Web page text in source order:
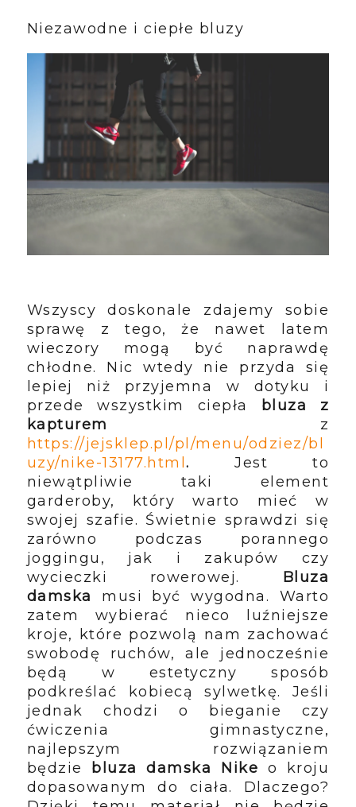
Niezawodne i ciepłe bluzy
Wszyscy doskonale zdajemy sobie
sprawę z tego, że nawet latem
wieczory mogą być naprawdę
chłodne. Nic wtedy nie przyda się
lepiej niż przyjemna w dotyku i
przede wszystkim ciepła bluza z
kapturem
z
https://jejsklep.pl/pl/menu/odziez/bl
uzy/nike-13177.html. Jest to
niewątpliwie taki element
garderoby, który warto mieć w
swojej szafie. Świetnie sprawdzi się
zarówno podczas porannego
joggingu, jak i zakupów czy
wycieczki rowerowej. Bluza
damska musi być wygodna. Warto
zatem wybierać nieco luźniejsze
kroje, które pozwolą nam zachować
swobodę ruchów, ale jednocześnie
będą w estetyczny sposób
podkreślać kobiecą sylwetkę. Jeśli
jednak chodzi o bieganie czy
ćwiczenia gimnastyczne,
najlepszym rozwiązaniem
będzie bluza damska Nike o kroju
dopasowanym do ciała. Dlaczego?